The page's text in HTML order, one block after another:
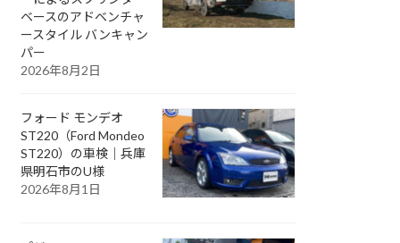
ベースのアドベンチャ
ースタイル バンキャン
パー
2026年8月2日
フォード モンデオ
ST220（Ford Mondeo
ST220）の車検｜兵庫
県明石市のU様
2026年8月1日